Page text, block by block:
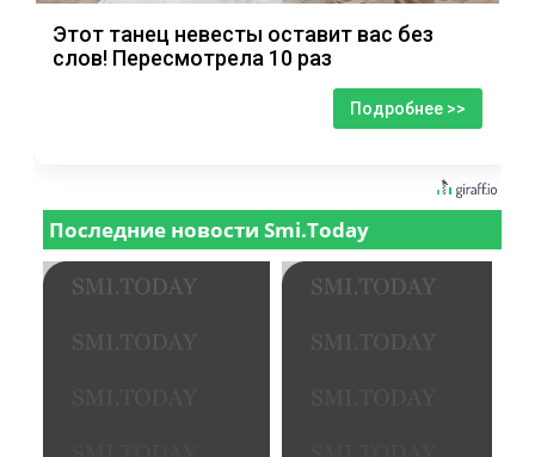
Этот танец невесты оставит вас без
слов! Пересмотрела 10 раз
Подробнее >>